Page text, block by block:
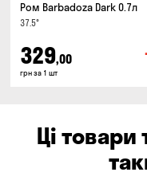
Ром Barbadoza Dark 0.7л
37.5°
329,00
грн за 1 шт
Ці товари